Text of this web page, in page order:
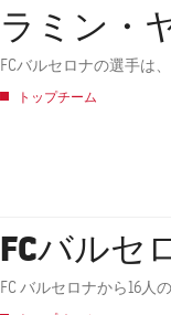
ラミン・
FCバルセロナの選手は
トップチーム
FCバルセ